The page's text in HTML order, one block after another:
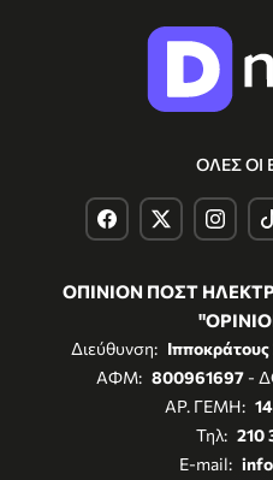
ΟΛΕΣ ΟΙ
ΟΠΙΝΙΟΝ ΠΟΣΤ
Διεύθυνση:
ΑΦΜ: 800961697-
ΑΡ. ΓΕΜΗ:
Τηλ: 210
E-mail: